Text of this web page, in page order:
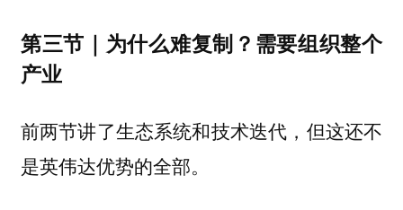
第三节｜为什么难复制？需要组织整个
产业
前两节讲了生态系统和技术迭代，但这还不
是英伟达优势的全部。